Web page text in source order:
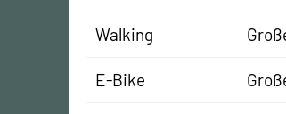
Walking
E-Bike